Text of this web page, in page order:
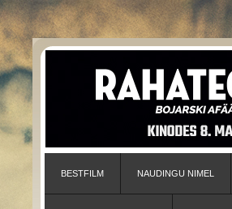
BESTFILM NAUDINGU NIMEL